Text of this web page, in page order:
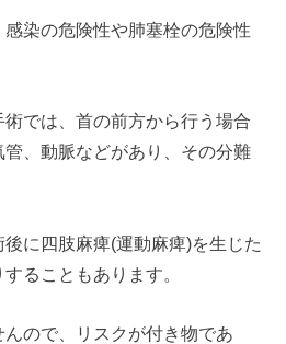
染の危険性や肺塞栓の危険性
では、首の前方から行う場合
、動脈などがあり、その分難
に四肢麻痺(運動麻痺)を生じた
ることもあります。
ので、リスクが付き物であ